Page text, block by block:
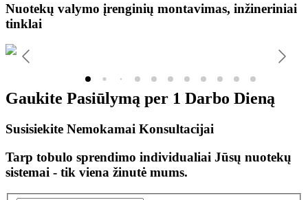
Nuotekų valymo įrenginių montavimas, inžineriniai
tinklai
Gaukite Pasiūlymą per 1 Darbo Dieną
Susisiekite Nemokamai Konsultacijai
Tarp tobulo sprendimo individualiai Jūsų nuotekų
sistemai - tik viena žinutė mums.